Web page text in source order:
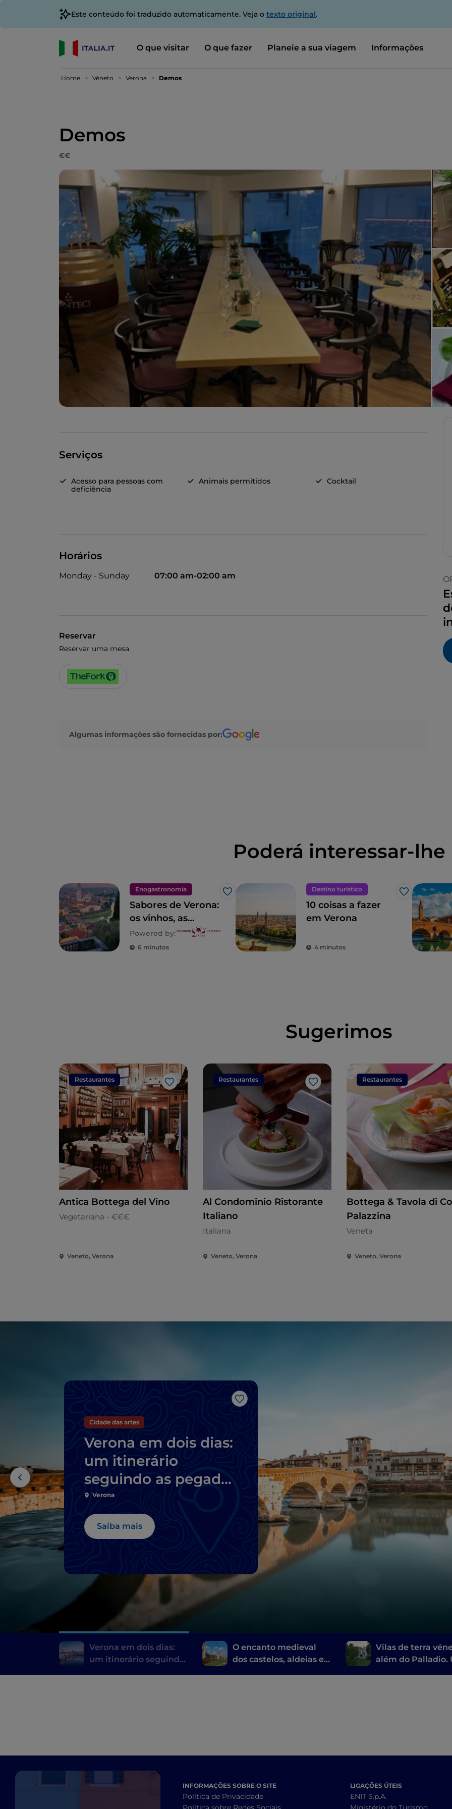
Este conteúdo foi traduzido automaticamente. Veja o texto original.
O que visitar O que fazer Planeie a sua viagem Informações
Home Véneto Verona Demos
Demos
€€
Serviços
Acesso para pessoas com
deficiência
Animais permitidos Cocktail
Horários
Monday - Sunday 07:00 am-02:00 am
Reservar
Reservar uma mesa
Algumas informações são fornecidas por:
Poderá interessar-lhe
Enogastronomia
Gosto
Sabores de Verona:
os vinhos, as
receitas e os
lugares do sabor
Powered by:
6 minutos
Destino turístico
Gosto
10 coisas a fazer
em Verona
4 minutos
Sugerimos
Restaurantes
Gosto
Antica Bottega del Vino
Vegetariana - €€€
Veneto, Verona
Restaurantes
Gosto
Al Condominio Ristorante
Italiano
Italiana
Veneto, Verona
Restaurantes
Bottega & Tavola di
Palazzina
Veneta
Veneto, Verona
Gosto
Cidade das artes
Verona em dois dias:
um itinerário
seguindo as pegadas
de Romeu e Julieta
Verona
Saiba mais
Verona em dois dias:
um itinerário seguindo
O encanto medieval
dos castelos, aldeias e
Vilas de terra
além do Palladio.
INFORMAÇÕES SOBRE O SITE
Política de Privacidade
LIGAÇÕES ÚTEIS
ENIT S.p.A.